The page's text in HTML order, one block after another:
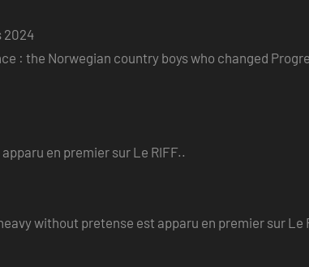
2024
: the Norwegian country boys who changed
en premier sur Le RIFF..
without pretense est apparu en premier sur Le